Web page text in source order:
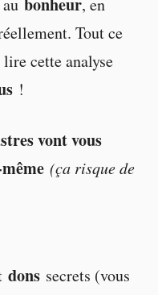
, en
Tout ce
lire cette analyse
!
vont vous
(ça risque de
dons secrets (vous